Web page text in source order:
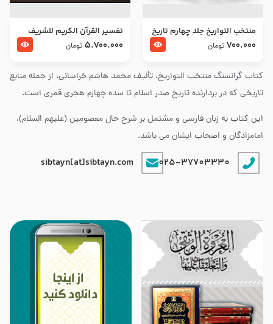
کتاب گرانسنگ منتخب التواريخ، تألیف محمد هاشم خراسانی، از جمله منابع
تاریخی که در بردارنده تاریخ صدر اسلام تا سده چهارم هجری قمری است.
این کتاب به زبان فارسی و مشتمل بر شرح حال معصومین (علیهم السلام)،
امامزادگان و اصحاب ایشان می باشد.
025-37703330
sibtayn[at]sibtayn.com
منتخب التواریخ جلد چهارم تاریخ
امام زین العابدین و امام محمد
700.000 تومان
تفسير القرآن الكريم للشريف
المرتضي قدس سرّه
5.700.000 تومان